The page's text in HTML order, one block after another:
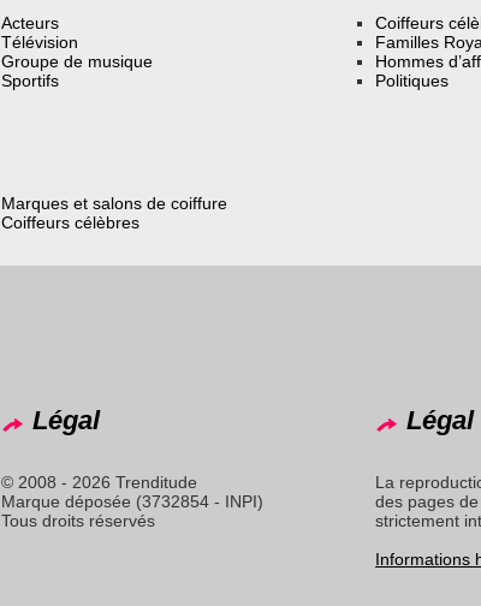
Acteurs
Télévision
Groupe de musique
Sportifs
Coiffeurs
Familles
Hommes
Politiques
Marques et salons de coiffure
Coiffeurs célèbres
Légal
© 2008 - 2026 Trenditude
Marque déposée (3732854 - INPI)
Tous droits réservés
Légal
La
des pages
strictement
Informations